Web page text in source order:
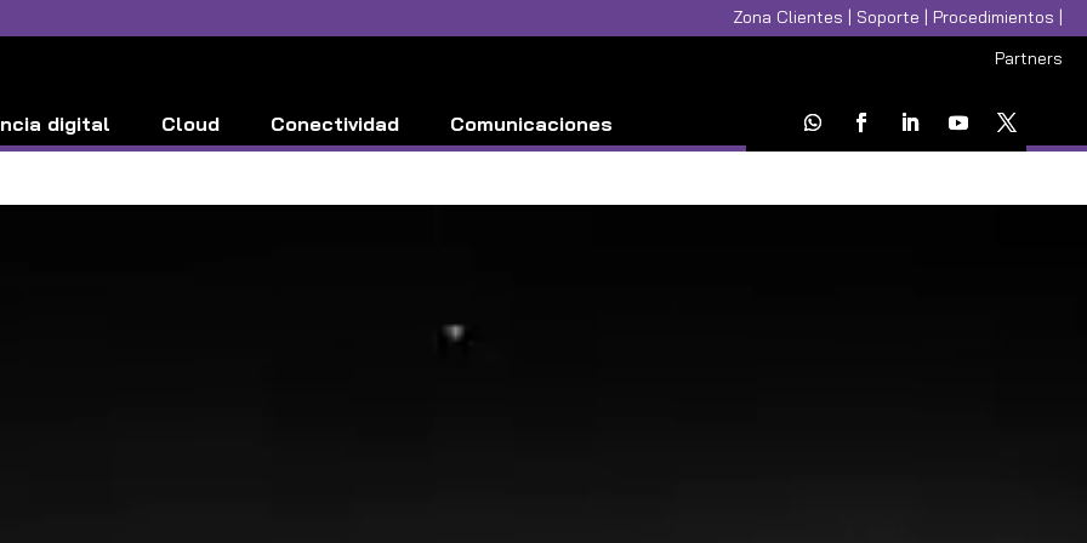
Zona Clientes | Soporte | Procedimientos |
Partners
digital Cloud Conectividad
Comunicaciones